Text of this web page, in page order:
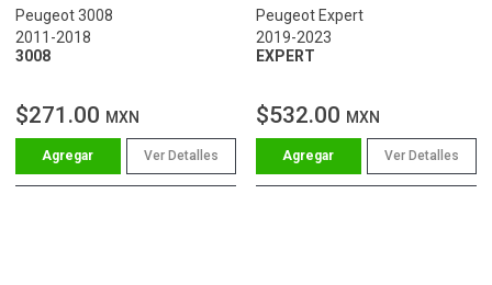
Peugeot 3008
2011-2018
3008
$271.00 MXN
Ver Detalles
Peugeot Expert
2019-2023
EXPERT
$532.00 MXN
Ver Detalles